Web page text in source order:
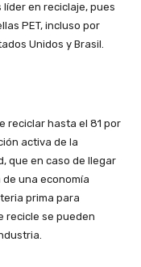
líder en reciclaje, pues
PET, incluso por
Unidos y Brasil.
reciclar hasta el 81 por
activa de la
que en caso de llegar
una economía
prima para
recicle se pueden